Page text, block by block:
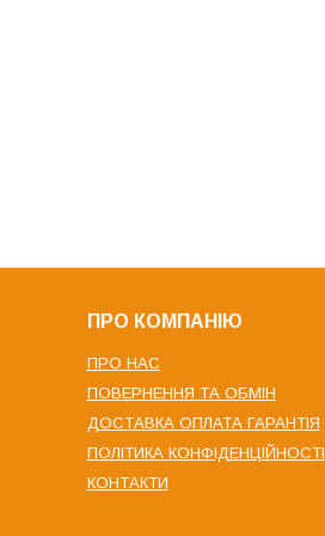
ПРО КОМПАНІЮ
ПРО НАС
ПОВЕРНЕННЯ ТА ОБМІН
ДОСТАВКА ОПЛАТА ГАРАНТІЯ
ПОЛІТИКА КОНФІДЕНЦІЙНОСТІ
КОНТАКТИ